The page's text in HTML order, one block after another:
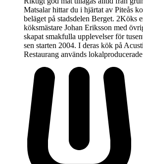
Matsalar hittar du i hjärtat av Piteås
beläget på stadsdelen Berget. 2Köks
köksmästare Johan Eriksson med
skapat smakfulla upplevelser för
sen starten 2004. I deras kök på
Restaurang används